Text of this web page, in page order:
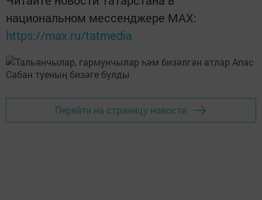
национальном мессенджере MАХ:
https://max.ru/tatmedia
Перейти на страницу новости